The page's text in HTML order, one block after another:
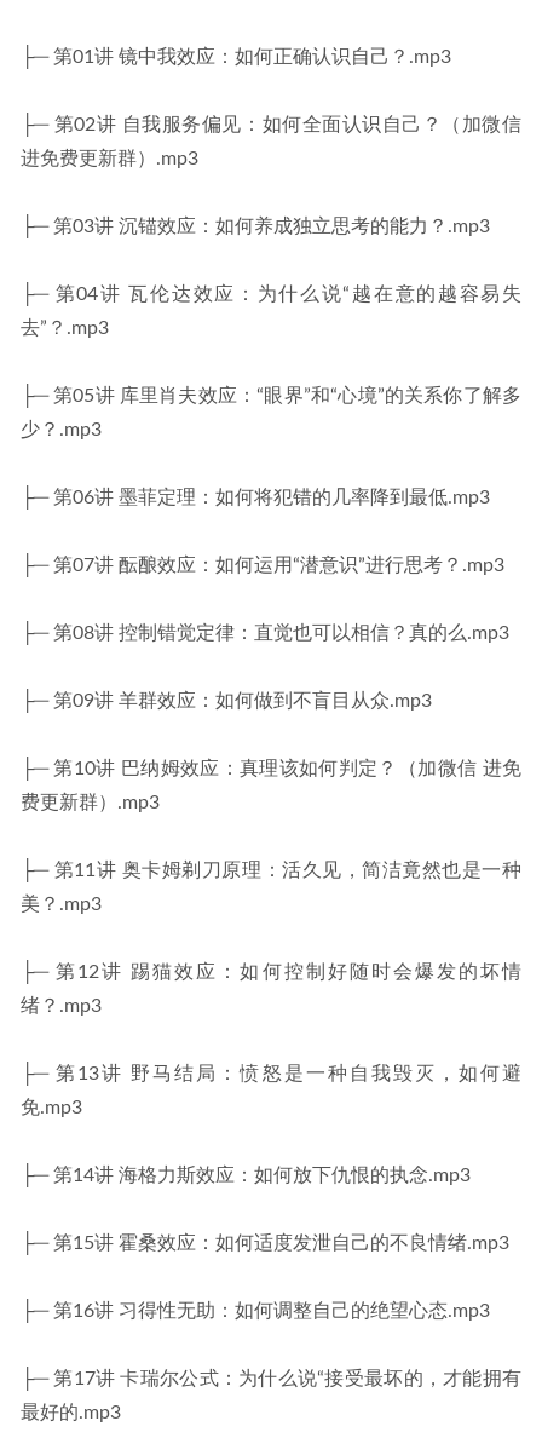
├─ 第01讲 镜中我效应：如何正确认识自己？.mp3
├─ 第02讲 自我服务偏见：如何全面认识自己？（加微信
进免费更新群）.mp3
├─ 第03讲 沉锚效应：如何养成独立思考的能力？.mp3
├─ 第04讲 瓦伦达效应：为什么说“越在意的越容易失
去”？.mp3
├─ 第05讲 库里肖夫效应：“眼界”和“心境”的关系你了解多
少？.mp3
├─ 第06讲 墨菲定理：如何将犯错的几率降到最低.mp3
├─ 第07讲 酝酿效应：如何运用“潜意识”进行思考？.mp3
├─ 第08讲 控制错觉定律：直觉也可以相信？真的么.mp3
├─ 第09讲 羊群效应：如何做到不盲目从众.mp3
├─ 第10讲 巴纳姆效应：真理该如何判定？（加微信 进免
费更新群）.mp3
├─ 第11讲 奥卡姆剃刀原理：活久见，简洁竟然也是一种
美？.mp3
├─ 第12讲 踢猫效应：如何控制好随时会爆发的坏情
绪？.mp3
├─ 第13讲 野马结局：愤怒是一种自我毁灭，如何避
免.mp3
├─ 第14讲 海格力斯效应：如何放下仇恨的执念.mp3
├─ 第15讲 霍桑效应：如何适度发泄自己的不良情绪.mp3
├─ 第16讲 习得性无助：如何调整自己的绝望心态.mp3
├─ 第17讲 卡瑞尔公式：为什么说“接受最坏的，才能拥有
最好的.mp3